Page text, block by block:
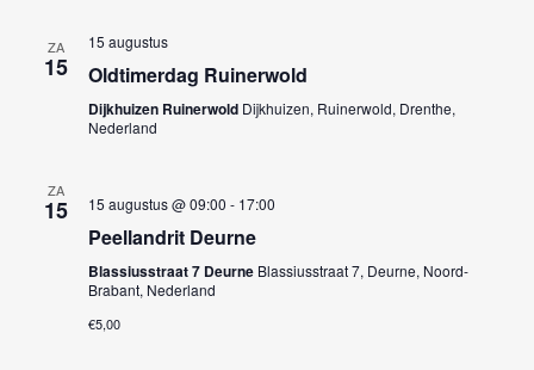
ZA
15
15 augustus
Oldtimerdag Ruinerwold
Dijkhuizen Ruinerwold Dijkhuizen, Ruinerwold, Drenthe,
Nederland
ZA
15 15 augustus @ 09:00 - 17:00
Peellandrit Deurne
Blassiusstraat 7 Deurne Blassiusstraat 7, Deurne, Noord-
Brabant, Nederland
€5,00